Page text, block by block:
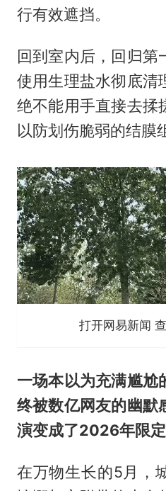
行有效遮挡。
回到室内后，回归第
使用生理盐水彻底清
绝不能用手直接去揉
以防划伤脆弱的结膜
打开网易新闻
一场本以为充满尴尬
终被数亿网友的幽默
演变成了2026年限定
在万物生长的5月，